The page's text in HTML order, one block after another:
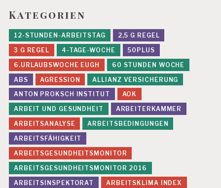
Kategorien
12-STUNDEN-ARBEITSTAG
2,5 G REGEL
3 G REGEL
4-TAGE-WOCHE
50PLUS
6.URLAUBSWOCHE EUGH
60 STUNDEN WOCHE
ABS
AGRESSION
ALLIANZ VERSICHERUNG
ANTON PROKSCH INSTITUT
AOK
ARBEIT UND GESUNDHEIT
ARBEITERKAMMER
ARBEITSANALYSE
ARBEITSBEDINGUNGEN
ARBEITSFÄHIGKEIT
ARBEITSGESUNDHEITSMONITOR
ARBEITSGESUNDHEITSMONITOR 2016
ARBEITSINSPEKTORAT
ARBEITSKLIMA INDEX